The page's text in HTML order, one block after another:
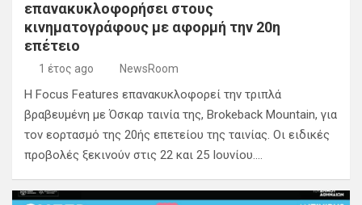
επανακυκλοφορήσει στους
κινηματογράφους με αφορμή την 20η
επέτειο
1 έτος ago NewsRoom
Η Focus Features επανακυκλοφορεί την τριπλά
βραβευμένη με Όσκαρ ταινία της, Brokeback Mountain, για
τον εορτασμό της 20ής επετείου της ταινίας. Οι ειδικές
προβολές ξεκινούν στις 22 και 25 Ιουνίου.…